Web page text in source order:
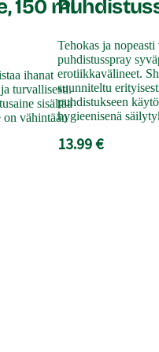
150 ml
ihanat
turvallisesti.
sisältää
on vähintään
Tehokas ja nopeasti
puhdistusspray
erotiikkavälineet.
suunniteltu
puhdistukseen
hygieenisenä
13.99 €